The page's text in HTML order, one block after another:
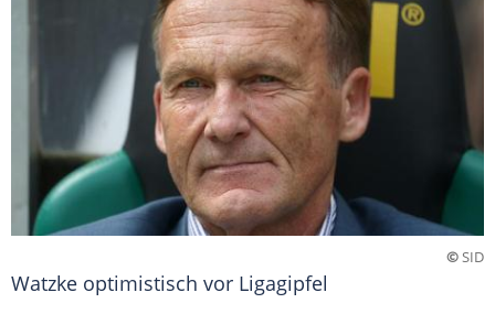
©SID
Watzke optimistisch vor Ligagipfel